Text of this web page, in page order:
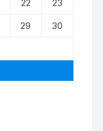
22
23
29
30